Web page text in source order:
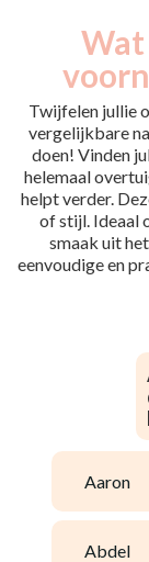
Twijfelen jullie
vergelijkbare
doen! Vinden
helemaal
helpt verder.
of stijl. Ideaal
smaak uit
eenvoudige en
aaron
abdel